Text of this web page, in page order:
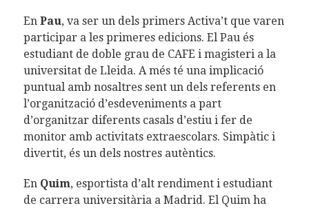
En Pau, va ser un dels primers Activa’t que varen
participar a les primeres edicions. El Pau és
estudiant de doble grau de CAFE i magisteri a la
universitat de Lleida. A més té una implicació
puntual amb nosaltres sent un dels referents en
l’organització d’esdeveniments a part
d’organitzar diferents casals d’estiu i fer de
monitor amb activitats extraescolars. Simpàtic i
divertit, és un dels nostres autèntics.
En Quim, esportista d’alt rendiment i estudiant
de carrera universitària a Madrid. El Quim ha